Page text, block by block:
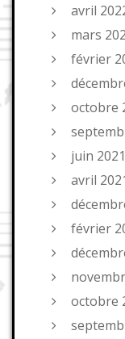
avril
mars
février
octobre
juin 2021
avril
février
octobre